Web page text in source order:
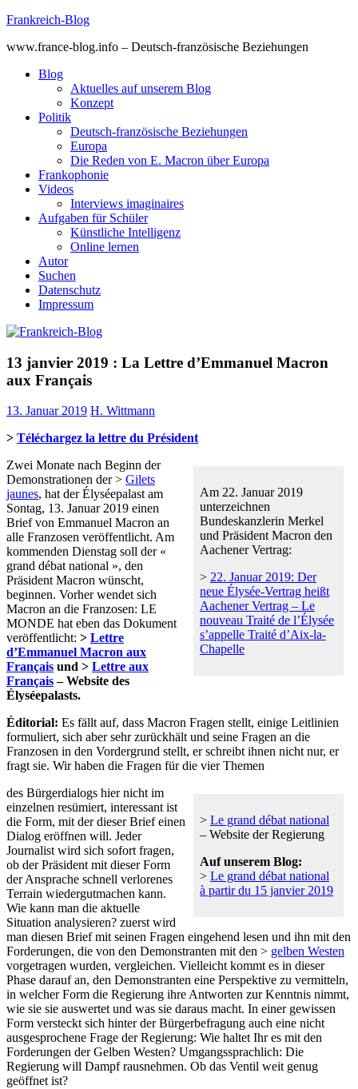
Skip
content
Frankreich-Blog
www.france-blog.info – Deutsch-französische Beziehungen
Blog
Aktuelles auf unserem Blog
Konzept
Politik
Deutsch-französische Beziehungen
Europa
Die Reden von E. Macron über Europa
Frankophonie
Videos
Interviews imaginaires
Aufgaben für Schüler
Künstliche Intelligenz
Online lernen
Autor
Suchen
Datenschutz
Impressum
13 janvier 2019 : La Lettre d’Emmanuel Macron
aux Français
13. Januar 2019 H. Wittmann
> Téléchargez la lettre du Président
Am 22. Januar 2019
unterzeichnen
Bundeskanzlerin Merkel
und Präsident Macron den
Aachener Vertrag:
> 22. Januar 2019: Der
neue Élysée-Vertrag heißt
Aachener Vertrag – Le
nouveau Traité de l’Élysée
s’appelle Traité d’Aix-la-
Chapelle
Zwei Monate nach Beginn der
Demonstrationen der > Gilets
jaunes, hat der Élyséepalast am
Sontag, 13. Januar 2019 einen
Brief von Emmanuel Macron an
alle Franzosen veröffentlicht. Am
kommenden Dienstag soll der «
grand débat national », den
Präsident Macron wünscht,
beginnen. Vorher wendet sich
Macron an die Franzosen: LE
MONDE hat eben das Dokument
veröffentlicht: > Lettre
d’Emmanuel Macron aux
Français und > Lettre aux
Français– Website des
Élyséepalasts.
Éditorial: Es fällt auf, dass Macron Fragen stellt, einige Leitlinien
formuliert, sich aber sehr zurückhält und seine Fragen an die
Franzosen in den Vordergrund stellt, er schreibt ihnen nicht nur, er
fragt sie. Wir haben die Fragen für die vier Themen
> Le grand débat national
– Website der Regierung
Auf unserem Blog:
> Le grand débat national
à partir du 15 janvier 2019
des Bürgerdialogs hier nicht im
einzelnen resümiert, interessant ist
die Form, mit der dieser Brief einen
Dialog eröffnen will. Jeder
Journalist wird sich sofort fragen,
ob der Präsident mit dieser Form
der Ansprache schnell verlorenes
Terrain wiedergutmachen kann.
Wie kann man die aktuelle
Situation analysieren? zuerst wird
man diesen Brief mit seinen Fragen eingehend lesen und ihn mit den
Forderungen, die von den Demonstranten mit den > gelben Westen
vorgetragen wurden, vergleichen. Vielleicht kommt es in dieser
Phase darauf an, den Demonstranten eine Perspektive zu vermitteln,
in welcher Form die Regierung ihre Antworten zur Kenntnis nimmt,
wie sie sie auswertet und was sie daraus macht. In einer gewissen
Form versteckt sich hinter der Bürgerbefragung auch eine nicht
ausgesprochene Frage der Regierung: Wie haltet Ihr es mit den
Forderungen der Gelben Westen? Umgangssprachlich: Die
Regierung will Dampf rausnehmen. Ob das Ventil weit genug
geöffnet ist?